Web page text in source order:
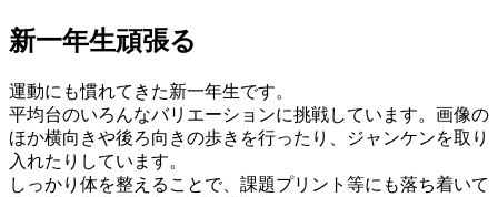
日:
新一年生頑張る
運動にも慣れてきた新一年生です。
平均台のいろんなバリエーションに挑戦しています。画像の
ほか横向きや後ろ向きの歩きを行ったり、ジャンケンを取り
入れたりしています。
しっかり体を整えることで、課題プリント等にも落ち着いて